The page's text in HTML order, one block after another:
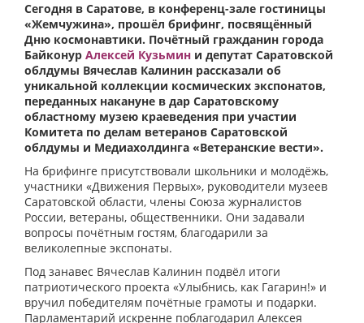
Сегодня в Саратове, в конференц-зале гостиницы
«Жемчужина», прошёл брифинг, посвящённый
Дню космонавтики. Почётный гражданин города
Байконур Алексей Кузьмин и депутат Саратовской
облдумы Вячеслав Калинин рассказали об
уникальной коллекции космических экспонатов,
переданных накануне в дар Саратовскому
областному музею краеведения при участии
Комитета по делам ветеранов Саратовской
облдумы и Медиахолдинга «Ветеранские вести».
На брифинге присутствовали школьники и молодёжь,
участники «Движения Первых», руководители музеев
Саратовской области, члены Союза журналистов
России, ветераны, общественники. Они задавали
вопросы почётным гостям, благодарили за
великолепные экспонаты.
Под занавес Вячеслав Калинин подвёл итоги
патриотического проекта «Улыбнись, как Гагарин!» и
вручил победителям почётные грамоты и подарки.
Парламентарий искренне поблагодарил Алексея